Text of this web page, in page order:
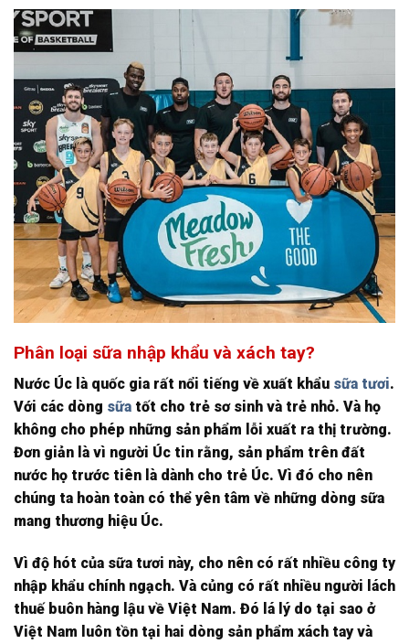
Phân loại sữa nhập khẩu và xách tay?
Nước Úc là quốc gia rất nổi tiếng về xuất khẩu sữa tươi.
Với các dòng sữa tốt cho trẻ sơ sinh và trẻ nhỏ. Và họ
không cho phép những sản phẩm lỗi xuất ra thị trường.
Đơn giản là vì người Úc tin rằng, sản phẩm trên đất
nước họ trước tiên là dành cho trẻ Úc. Vì đó cho nên
chúng ta hoàn toàn có thể yên tâm về những dòng sữa
mang thương hiệu Úc.
Vì độ hót của sữa tươi này, cho nên có rất nhiều công ty
nhập khẩu chính ngạch. Và củng có rất nhiều người lách
thuế buôn hàng lậu về Việt Nam. Đó lá lý do tại sao ở
Việt Nam luôn tồn tại hai dòng sản phẩm xách tay và